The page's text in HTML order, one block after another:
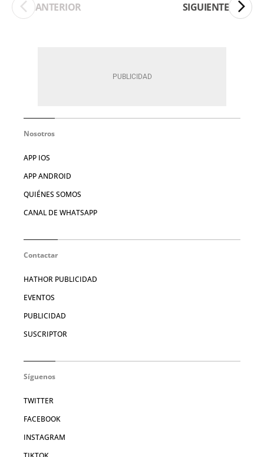
ANTERIOR SIGUIENTE
Nosotros
APP IOS
APP ANDROID
QUIÉNES SOMOS
CANAL DE WHATSAPP
Contactar
HATHOR PUBLICIDAD
EVENTOS
PUBLICIDAD
SUSCRIPTOR
Síguenos
TWITTER
FACEBOOK
INSTAGRAM